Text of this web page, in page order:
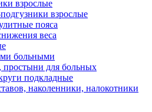
взрослые
взрослые
пояса
веса
больными
простыни для больных
подкладные
наколенники, налокотники